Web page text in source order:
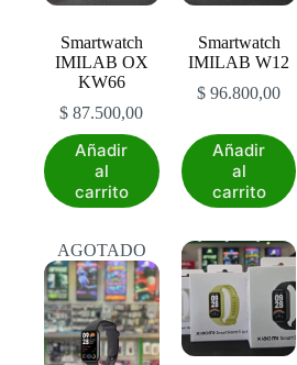
Smartwatch
IMILAB OX
KW66
$ 87.500,00
Añadir
al
carrito
Smartwatch
IMILAB W12
$ 96.800,00
Añadir
al
carrito
AGOTADO